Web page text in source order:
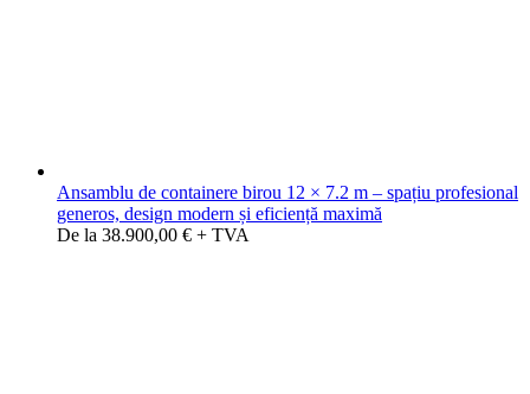
Ansamblu de containere birou 12 × 7.2 m – spațiu profesional
generos, design modern și eficiență maximă
De la 38.900,00 € + TVA